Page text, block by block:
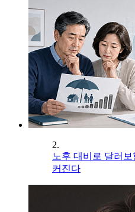
2.
노후 대비로 달러
커진다